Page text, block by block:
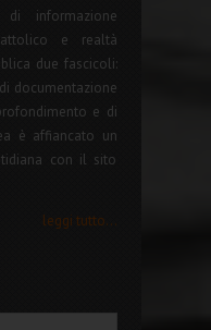
informazione
e realtà
due fascicoli:
documentazione
e di
è affiancato un
con il sito
leggi tutto...